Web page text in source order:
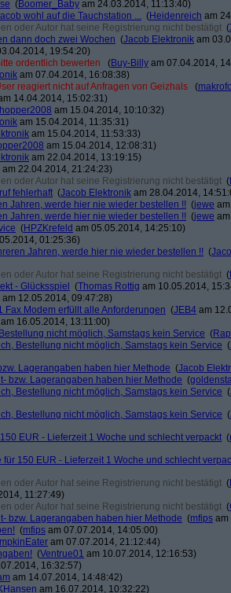
(Boomer_Baby am 24.03.2014, 11:13:40)
wohl auf die Tauchstation ... (Heidenreich am
oder Autor hat seine Registrierung nicht bestätigt (
dann doch zwei Wochen (Jacob Elektronik am
19:54:20)
ordentlich bewerten (Buy-Billy am 07.04.2014,
am 07.04.2014, 16:08:38)
reagiert nicht auf Anfragen von Geizhals (
14.04.2014, 15:02:31)
am 15.04.2014, 10:10:32)
am 15.04.2014, 11:35:31)
am 15.04.2014, 11:53:33)
am 15.04.2014, 12:08:31)
am 22.04.2014, 13:19:15)
am 22.04.2014, 21:24:23)
oder Autor hat seine Registrierung nicht bestätigt (
fehlerhaft (Jacob Elektronik am 28.04.2014,
Jahren, werde hier nie wieder bestellen !! (jewe
Jahren, werde hier nie wieder bestellen !! (jewe
(HPZKrefeld am 05.05.2014, 14:25:10)
01:25:36)
Jahren, werde hier nie wieder bestellen !! (
oder Autor hat seine Registrierung nicht bestätigt (
- Glücksspiel
(Thomas Rottig am 10.05.2014,
am 12.05.2014, 09:47:28)
Fax Modem erfüllt alle Anforderungen (JEB4 am
am 16.05.2014, 13:11:00)
nicht möglich, Samstags kein Service (
Bestellung nicht möglich, Samstags kein Service (
Lagerangaben haben hier Methode (Jacob
bzw. Lagerangaben haben hier Methode (
Bestellung nicht möglich, Samstags kein Service (
Bestellung nicht möglich, Samstags kein Service (
EUR - Lieferzeit 1 Woche und schlecht verpackt (
für 150 EUR - Lieferzeit 1 Woche und schlecht
oder Autor hat seine Registrierung nicht bestätigt (
11:27:49)
oder Autor hat seine Registrierung nicht bestätigt (
bzw. Lagerangaben haben hier Methode (mfips am
(mfips am 07.07.2014, 14:05:00)
am 07.07.2014, 21:12:44)
(Ventrue01 am 10.07.2014, 12:16:53)
16:32:57)
am 14.07.2014, 14:48:42)
am 16.07.2014, 10:32:22)